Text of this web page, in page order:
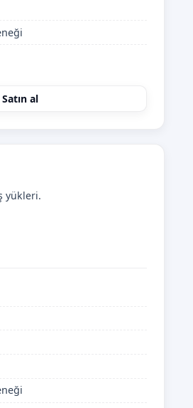
Satın al
yükleri.